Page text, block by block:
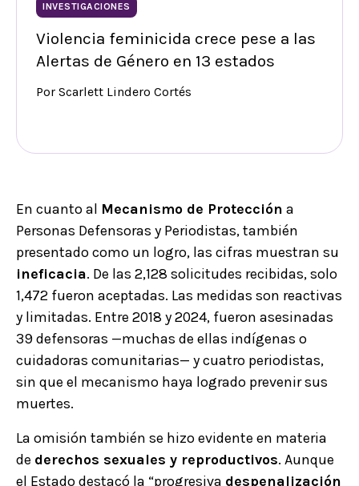
INVESTIGACIONES
Violencia feminicida crece pese a las
Alertas de Género en 13 estados
Por Scarlett Lindero Cortés
En cuanto al Mecanismo de Protección a
Personas Defensoras y Periodistas, también
presentado como un logro, las cifras muestran su
ineficacia. De las 2,128 solicitudes recibidas, solo
1,472 fueron aceptadas. Las medidas son reactivas
y limitadas. Entre 2018 y 2024, fueron asesinadas
39 defensoras —muchas de ellas indígenas o
cuidadoras comunitarias— y cuatro periodistas,
sin que el mecanismo haya logrado prevenir sus
muertes.
La omisión también se hizo evidente en materia
de derechos sexuales y reproductivos. Aunque
el Estado destacó la “progresiva despenalización